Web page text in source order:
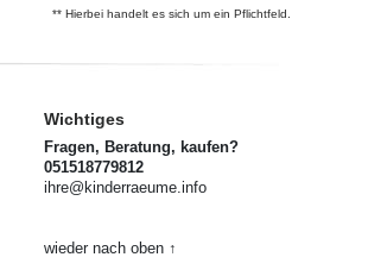
** Hierbei handelt es sich um ein Pflichtfeld.
Wichtiges
Fragen, Beratung, kaufen?
051518779812
ihre@kinderraeume.info
wieder nach oben ↑